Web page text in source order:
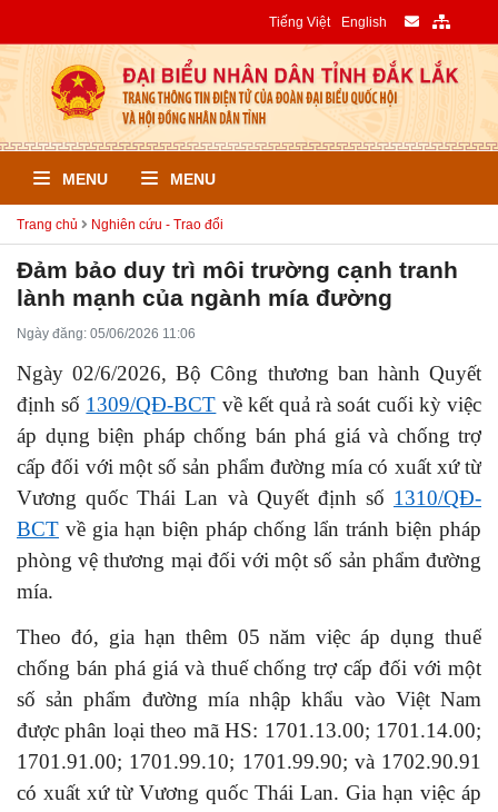
Tiếng Việt English
MENU MENU
Trang chủ Nghiên cứu - Trao đổi
Đảm bảo duy trì môi trường cạnh tranh
lành mạnh của ngành mía đường
Ngày đăng: 05/06/2026 11:06
Ngày 02/6/2026, Bộ Công thương ban hành Quyết
định số 1309/QĐ-BCT về kết quả rà soát cuối kỳ việc
áp dụng biện pháp chống bán phá giá và chống trợ
cấp đối với một số sản phẩm đường mía có xuất xứ từ
Vương quốc Thái Lan và Quyết định số 1310/QĐ-
BCT về gia hạn biện pháp chống lẩn tránh biện pháp
phòng vệ thương mại đối với một số sản phẩm đường
mía.
Theo đó, gia hạn thêm 05 năm việc áp dụng thuế
chống bán phá giá và thuế chống trợ cấp đối với một
số sản phẩm đường mía nhập khẩu vào Việt Nam
được phân loại theo mã HS: 1701.13.00; 1701.14.00;
1701.91.00; 1701.99.10; 1701.99.90; và 1702.90.91
có xuất xứ từ Vương quốc Thái Lan. Gia hạn việc áp